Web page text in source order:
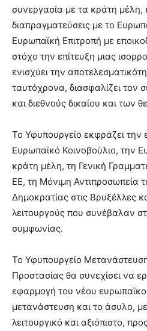
συνεργασία με τα κράτη μέλη,
διαπραγματεύσεις με το
Ευρωπαϊκή Επιτροπή με
στόχο την επίτευξη μιας
ενισχύει την
ταυτόχρονα, διασφαλίζει τον
και διεθνούς δικαίου και των
Το Υφυπουργείο εκφράζει την
Ευρωπαϊκό Κοινοβούλιο, την
κράτη μέλη, τη Γενική
ΕΕ, τη Μόνιμη Αντιπροσωπεία
Δημοκρατίας στις Βρυξέλλες
λειτουργούς που συνέβαλαν
συμφωνίας.
Το Υφυπουργείο
Προστασίας θα συνεχίσει να
εφαρμογή του νέου
μετανάστευση και το άσυλο,
λειτουργικό και αξιόπιστο,